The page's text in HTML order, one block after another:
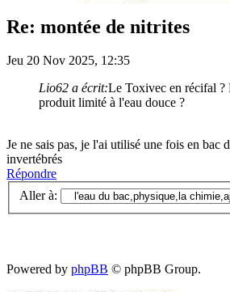
Re: montée de nitrites
Jeu 20 Nov 2025, 12:35
Lio62 a écrit:Le Toxivec en récifal ?
produit limité à l'eau douce ?
Je ne sais pas, je l'ai utilisé une fois en bac
invertébrés
Répondre
Aller à:
Powered by phpBB © phpBB Group.